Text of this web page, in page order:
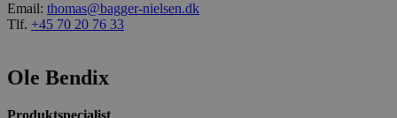
Email: thomas@bagger-nielsen.dk
Tlf. +45 70 20 76 33
Ole Bendix